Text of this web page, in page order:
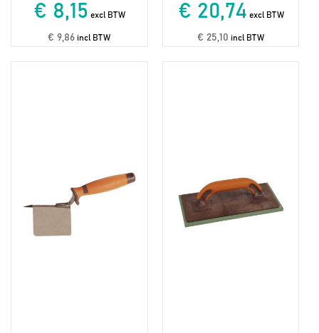
€ 8,15 excl BTW
€ 9,86 incl BTW
€ 20,74 excl BTW
€ 25,10 incl BTW